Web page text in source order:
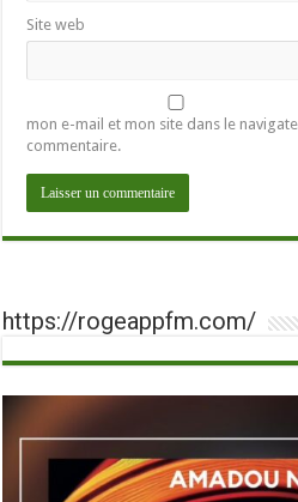
Site web
mon e-mail et mon site dans le
commentaire.
https://rogeappfm.com/